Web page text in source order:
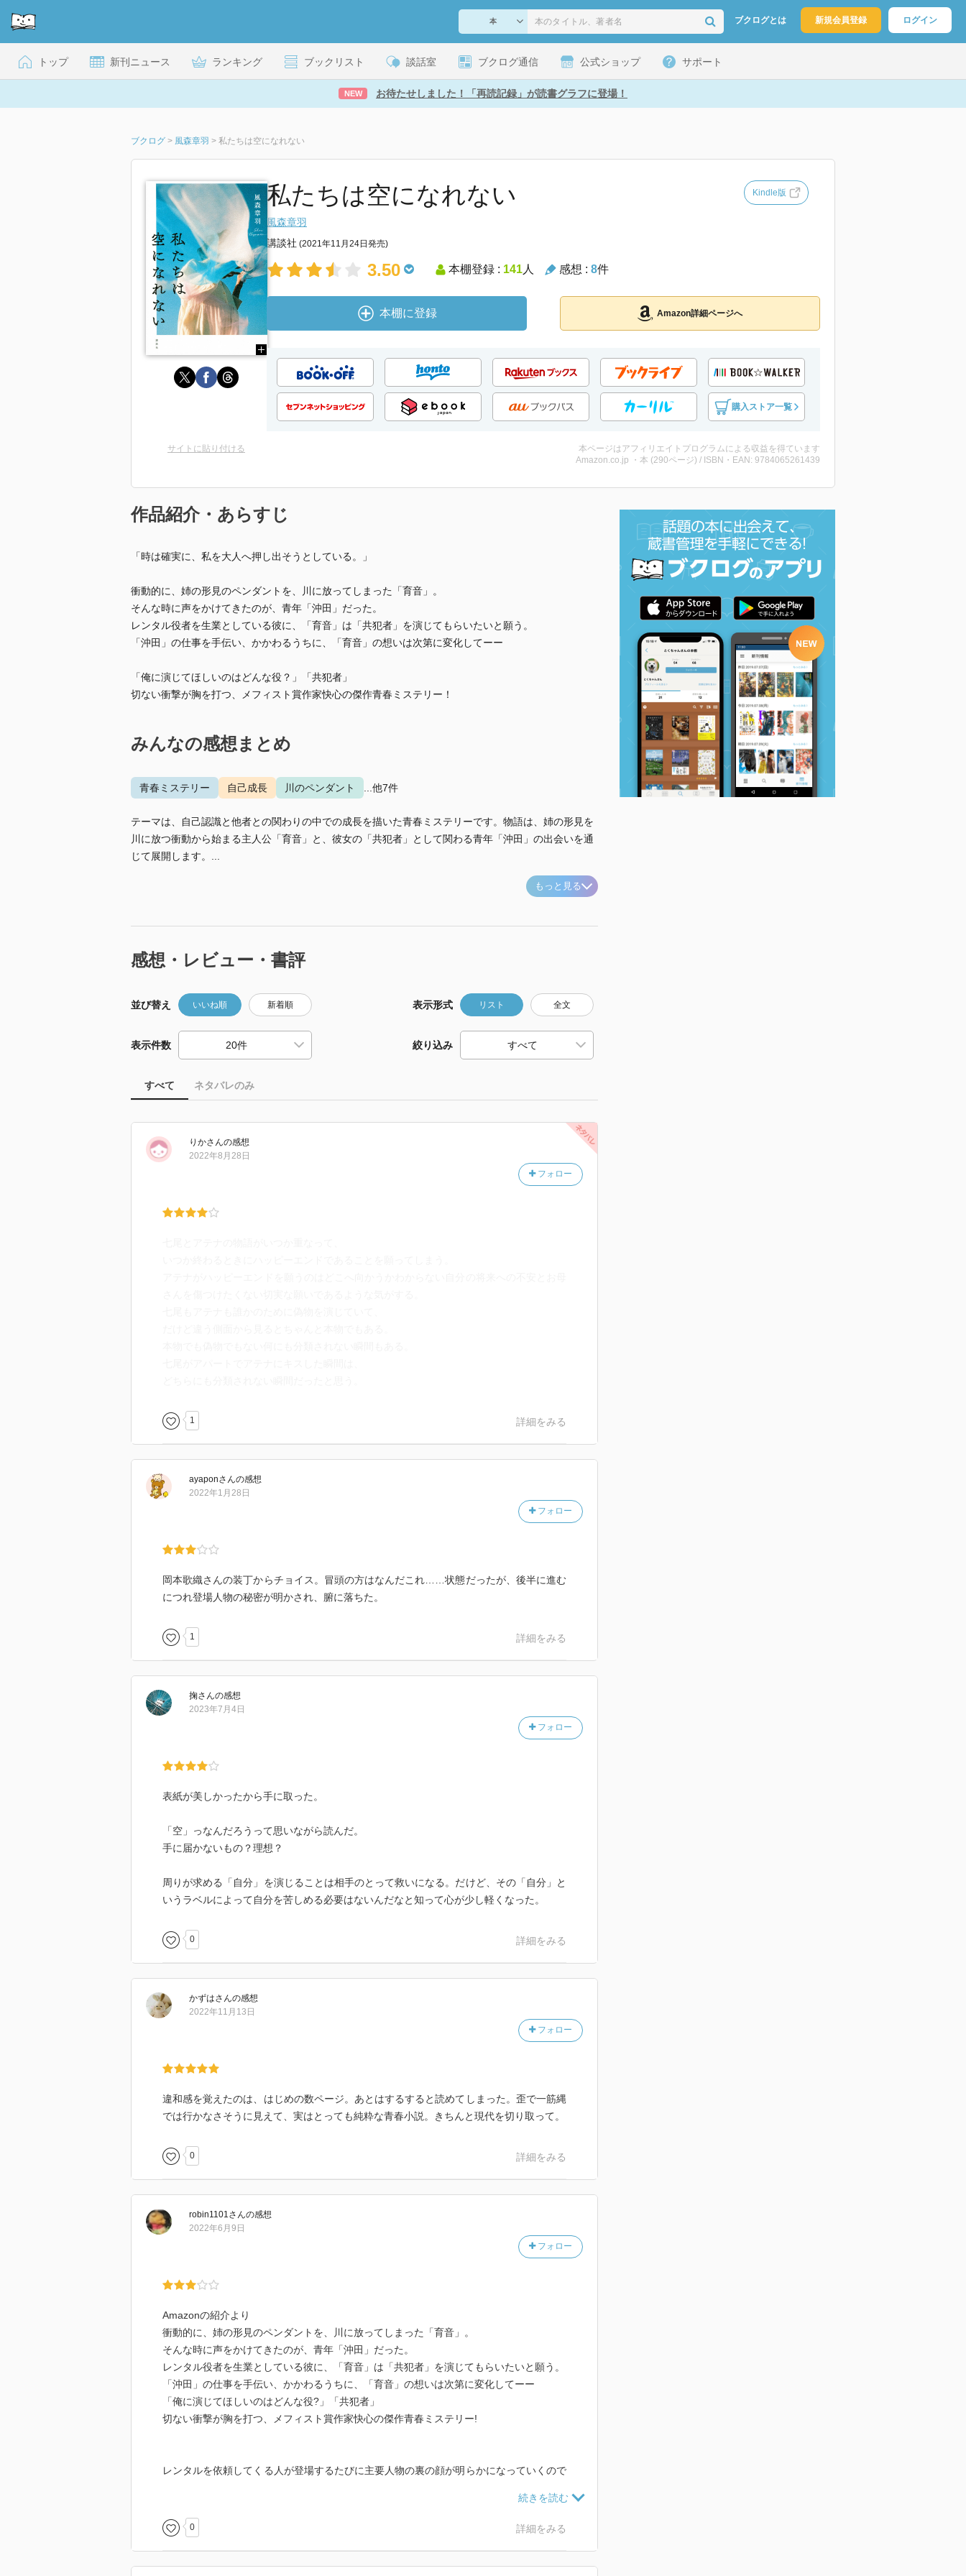
ブクログとは 新規会員登録 ログイン
トップ 新刊ニュース ランキング ブックリスト 談話室 ブクログ通信 公式ショップ サポート
NEW お待たせしました！「再読記録」が読書グラフに登場！
ブクログ > 風森章羽 > 私たちは空になれない
私たちは空になれない Kindle版
風森章羽
講談社 (2021年11月24日発売)
3.50 本棚登録 : 141人 感想 : 8件
本棚に登録 Amazon詳細ページへ
購入ストア一覧
サイトに貼り付ける
本ページはアフィリエイトプログラムによる収益を得ています
Amazon.co.jp ・本 (290ページ) / ISBN・EAN: 9784065261439
作品紹介・あらすじ
「時は確実に、私を大人へ押し出そうとしている。」
衝動的に、姉の形見のペンダントを、川に放ってしまった「育音」。
そんな時に声をかけてきたのが、青年「沖田」だった。
レンタル役者を生業としている彼に、「育音」は「共犯者」を演じてもらいたいと願う。
「沖田」の仕事を手伝い、かかわるうちに、「育音」の想いは次第に変化してーー
「俺に演じてほしいのはどんな役？」「共犯者」
切ない衝撃が胸を打つ、メフィスト賞作家快心の傑作青春ミステリー！
みんなの感想まとめ
青春ミステリー 自己成長 川のペンダント ...他7件
テーマは、自己認識と他者との関わりの中での成長を描いた青春ミステリーです。物語は、姉の形見を
川に放つ衝動から始まる主人公「育音」と、彼女の「共犯者」として関わる青年「沖田」の出会いを通
じて展開します。...
もっと見る
感想・レビュー・書評
並び替え いいね順 新着順 表示形式 リスト 全文
表示件数 絞り込み
すべて ネタバレのみ
りかさんの感想
フォロー
2022年8月28日
1 詳細をみる
ayaponさんの感想
フォロー
2022年1月28日
岡本歌織さんの装丁からチョイス。冒頭の方はなんだこれ……状態だったが、後半に進む
につれ登場人物の秘密が明かされ、腑に落ちた。
1 詳細をみる
掬さんの感想
フォロー
2023年7月4日
表紙が美しかったから手に取った。
「空」っなんだろうって思いながら読んだ。
手に届かないもの？理想？
周りが求める「自分」を演じることは相手のとって救いになる。だけど、その「自分」と
いうラベルによって自分を苦しめる必要はないんだなと知って心が少し軽くなった。
0 詳細をみる
かずはさんの感想
フォロー
2022年11月13日
違和感を覚えたのは、はじめの数ページ。あとはするすると読めてしまった。歪で一筋縄
では行かなさそうに見えて、実はとっても純粋な青春小説。きちんと現代を切り取って。
0 詳細をみる
robin1101さんの感想
フォロー
2022年6月9日
Amazonの紹介より
衝動的に、姉の形見のペンダントを、川に放ってしまった「育音」。
そんな時に声をかけてきたのが、青年「沖田」だった。
レンタル役者を生業としている彼に、「育音」は「共犯者」を演じてもらいたいと願う。
「沖田」の仕事を手伝い、かかわるうちに、「育音」の想いは次第に変化してーー
「俺に演じてほしいのはどんな役?」「共犯者」
切ない衝撃が胸を打つ、メフィスト賞作家快心の傑作青春ミステリー!
レンタルを依頼してくる人が登場するたびに主要人物の裏の顔が明らかになっていくので
なかなか周囲に打ち明けられない「秘密」をもつ登場人物達が、どのようにして「心の
0 詳細をみる